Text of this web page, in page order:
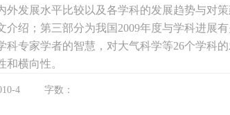
外发展水平比较以及各学科的发展趋势与对
介绍；第三部分为我国2009年度与学科进展
科专家学者的智慧，对大气科学等26个学科
横向性。
4 字数：